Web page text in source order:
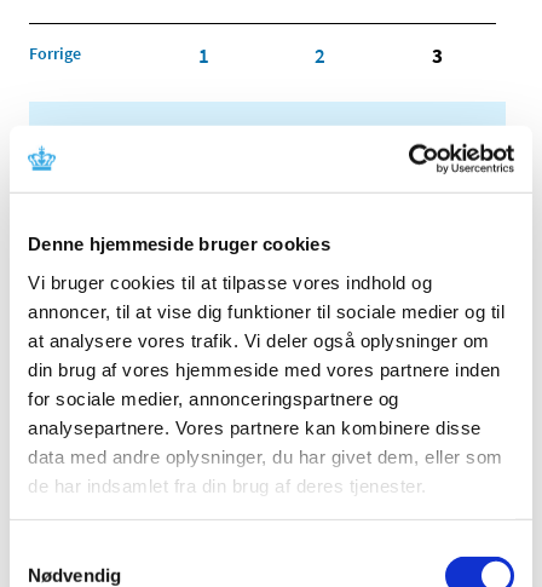
Denne hjemmeside bruger cookies
Vi bruger cookies til at tilpasse vores indhold og
annoncer, til at vise dig funktioner til sociale medier og til
at analysere vores trafik. Vi deler også oplysninger om
din brug af vores hjemmeside med vores partnere inden
for sociale medier, annonceringspartnere og
analysepartnere. Vores partnere kan kombinere disse
data med andre oplysninger, du har givet dem, eller som
de har indsamlet fra din brug af deres tjenester.
Nødvendig
Forrige 1 2 3
2025 (158)
2024 (224)
2023 (195)
2022 (197)
2021 (516)
2020 (263)
2019 (159)
2018 (150)
2017 (167)